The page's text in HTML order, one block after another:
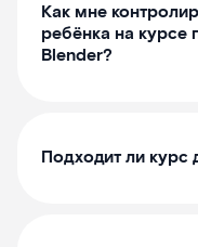
Как мне
ребёнка на
Blender?
Подходит ли курс